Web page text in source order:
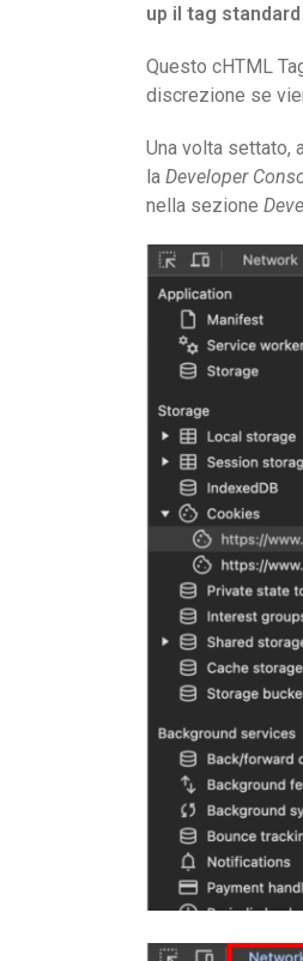
up il tag
Questo cHTML
discrezione se
Una volta settato,
la Developer
nella sezione